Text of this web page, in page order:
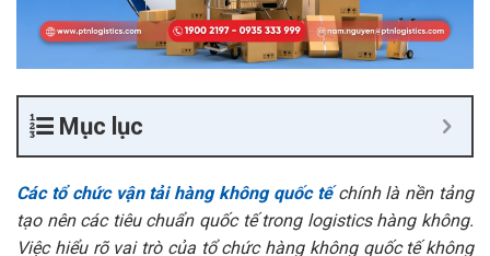
Mục lục
Các tổ chức vận tải hàng không quốc tếchính là nền tảng
tạo nên các tiêu chuẩn quốc tế trong logistics hàng không.
Việc hiểu rõ vai trò của tổ chức hàng không quốc tế không